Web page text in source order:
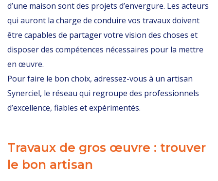
d’une maison sont des projets d’envergure. Les acteurs
qui auront la charge de conduire vos travaux doivent
être capables de partager votre vision des choses et
disposer des compétences nécessaires pour la mettre
en œuvre.
Pour faire le bon choix, adressez-vous à un artisan
Synerciel, le réseau qui regroupe des professionnels
d’excellence, fiables et expérimentés.
Travaux de gros œuvre : trouver
le bon artisan